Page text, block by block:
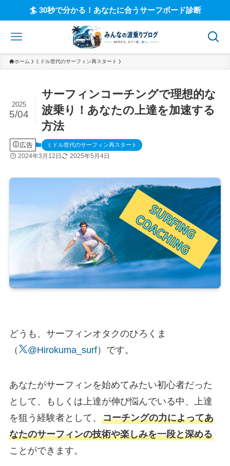
🏄 30秒で分かる！あなたに合うサーフボード診断
ホーム ミドル世代のサーフィン再スタート
サーフィンコーチングで理想的な
波乗り！あなたの上達を加速する
方法
2025
5/04
広告 ミドル世代のサーフィン再スタート
2024年3月12日 2025年5月4日
どうも、サーフィンオタクのひろくま
（
@Hirokuma_surf）です。
あなたがサーフィンを始めてみたい初心者だった
として、もしくは上達が伸び悩んでいる中、上達
を狙う経験者として、 コーチングの力によってあ
なたのサーフィンの技術や楽しみを一段と深める
ことができます。